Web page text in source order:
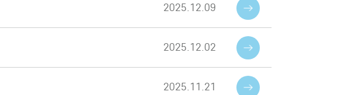
2025.12.09
2025.12.02
2025.11.21